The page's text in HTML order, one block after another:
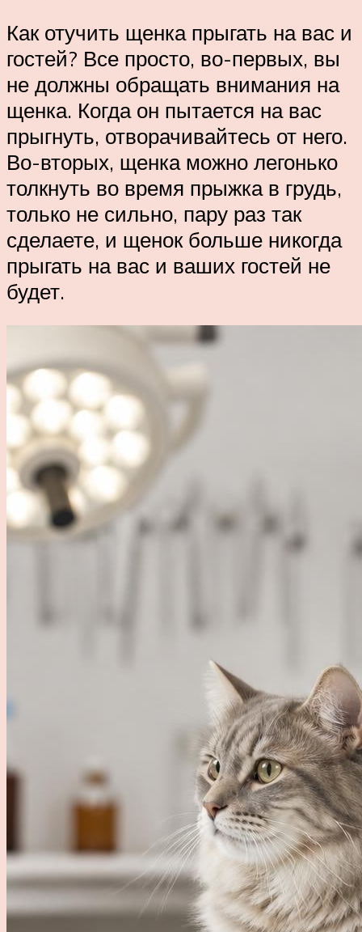
Как отучить щенка прыгать на вас и
гостей? Все просто, во-первых, вы
не должны обращать внимания на
щенка. Когда он пытается на вас
прыгнуть, отворачивайтесь от него.
Во-вторых, щенка можно легонько
толкнуть во время прыжка в грудь,
только не сильно, пару раз так
сделаете, и щенок больше никогда
прыгать на вас и ваших гостей не
будет.